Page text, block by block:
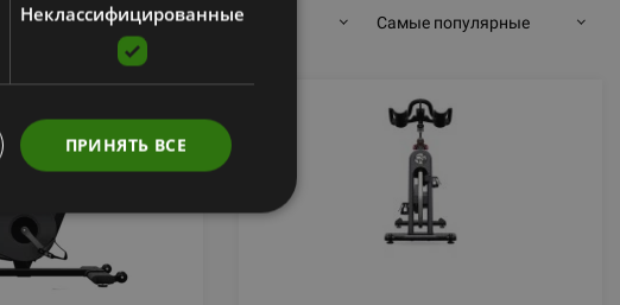
144 товаров на стр. Самые популярные
Неклассифицированные
ПРИНЯТЬ ВСЕ